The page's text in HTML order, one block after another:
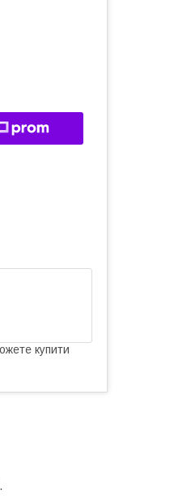
купити